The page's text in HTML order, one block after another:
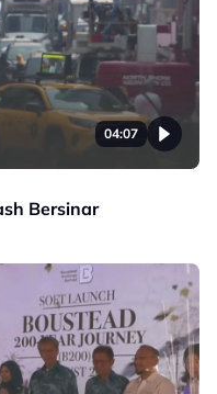
04:07
Bersinar